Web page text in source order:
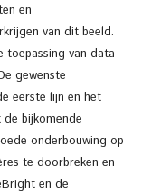
en
van dit beeld.
toepassing van data
gewenste
eerste lijn en het
bijkomende
onderbouwing op
te doorbreken en
en de